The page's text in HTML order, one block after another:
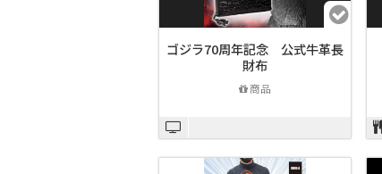
ゴジラ70周年記念 公式牛革長
財布
商品